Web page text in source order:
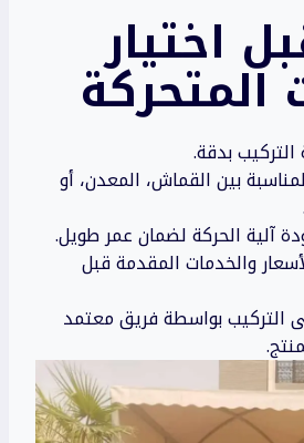
اختيار
المتحركة
بدقة.
بين القماش، المعدن، أو
آلية الحركة لضمان عمر طويل.
والخدمات المقدمة قبل
التركيب بواسطة فريق معتمد